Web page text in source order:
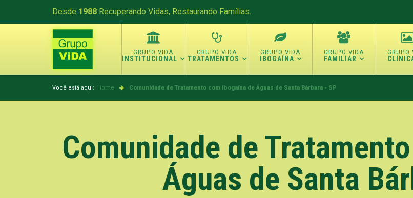
Desde 1988 Recuperando Vidas, Restaurando Famílias.
INSTITUCIONAL TRATAMENTOS IBOGAÍNA FAMILIAR
Você está aqui: Home Comunidade de Tratamento com Ibogaína de Águas de Santa Bárbara - SP
Comunidade de
Águas de Santa